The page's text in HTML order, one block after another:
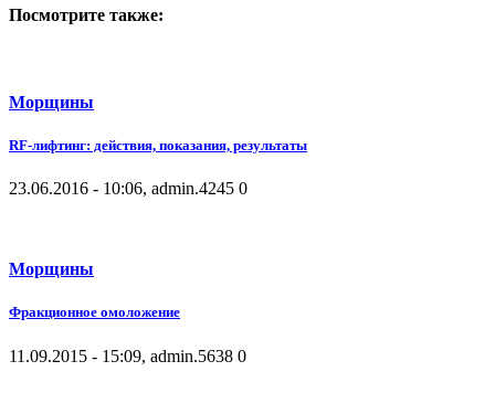
Посмотрите также:
Морщины
RF-лифтинг: действия, показания, результаты
23.06.2016 - 10:06, admin.4245 0
Морщины
Фракционное омоложение
11.09.2015 - 15:09, admin.5638 0